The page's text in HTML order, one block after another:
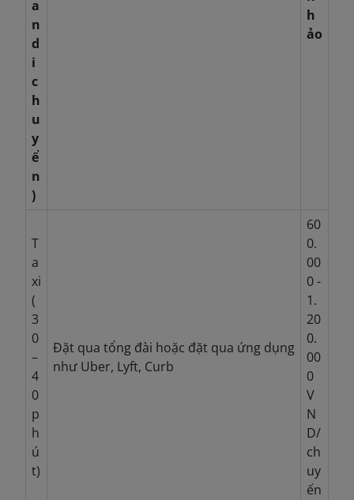
a
n
d
i
c
h
u
y
ể
n
)
h
ảo
T
a
xi
(
3
0
–
4
0
p
h
ú
t)
Đặt qua tổng đài hoặc đặt qua ứng dụng
như Uber, Lyft, Curb
60
0.
00
0 -
1.
20
0.
00
0
V
N
D/
ch
uy
ến